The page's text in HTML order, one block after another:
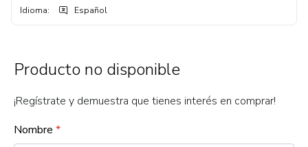
Idioma: Español
Producto no disponible
¡Regístrate y demuestra que tienes interés en comprar!
Nombre *